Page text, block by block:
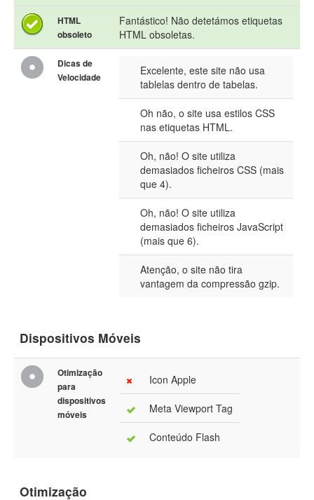
HTML
obsoleto
Fantástico! Não detetámos etiquetas
HTML obsoletas.
Dicas de
Velocidade
Excelente, este site não usa
tablelas dentro de tabelas.
Oh não, o site usa estilos CSS
nas etiquetas HTML.
Oh, não! O site utiliza
demasiados ficheiros CSS (mais
que 4).
Oh, não! O site utiliza
demasiados ficheiros JavaScript
(mais que 6).
Atenção, o site não tira
vantagem da compressão gzip.
Dispositivos Móveis
Otimização
para
dispositivos
móveis
Icon Apple
Meta Viewport Tag
Conteúdo Flash
Otimização